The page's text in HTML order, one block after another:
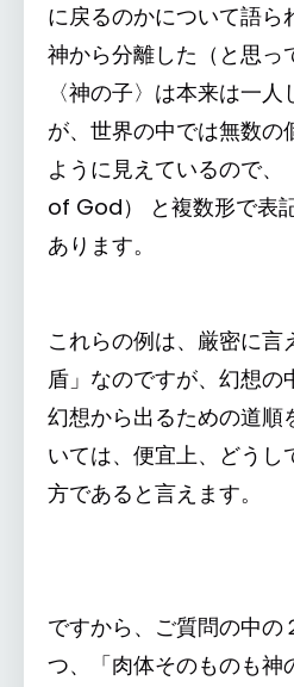
に戻るのかについて語ら
神から分離した（と思っ
〈神の子〉は本来は一
が、世界の中では無数の
ように見えているので
of God） と複数形で表
あります。
これらの例は、厳密に言
盾」なのですが、幻想の
幻想から出るための道順
いては、便宜上、どうし
方であると言えます。
ですから、ご質問の中の
つ、「肉体そのものも神